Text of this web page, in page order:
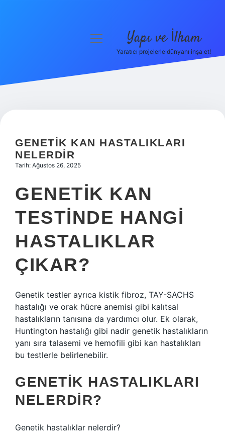
Hakkımızda
menüyü
Yapı ve İlham
Yaratıcı projelerle dünyanı inşa et!
GENETIK KAN HASTALIKLARI
NELERDIR
Tarih: Ağustos 26, 2025
GENETIK KAN
TESTINDE HANGI
HASTALIKLAR
ÇIKAR?
Genetik testler ayrıca kistik fibroz, TAY-SACHS
hastalığı ve orak hücre anemisi gibi kalıtsal
hastalıkların tanısına da yardımcı olur. Ek olarak,
Huntington hastalığı gibi nadir genetik hastalıkların
yanı sıra talasemi ve hemofili gibi kan hastalıkları
bu testlerle belirlenebilir.
GENETIK HASTALIKLARI
NELERDIR?
Genetik hastalıklar nelerdir?